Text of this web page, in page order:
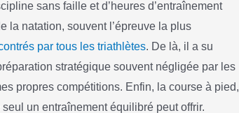
sans faille et d’heures d’entraînement
la natation, souvent l’épreuve la plus
par tous les triathlètes. De là, il a su
stratégique souvent négligée par les
propres compétitions. Enfin, la course à pied,
un entraînement équilibré peut offrir.